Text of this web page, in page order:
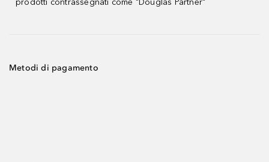
prodotti contrassegnati come "Douglas Partner"
Metodi di pagamento